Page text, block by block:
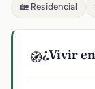
🏡 Residencial
🧭¿Vivir